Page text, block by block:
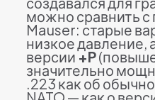
можно сравнить с
Mauser: старые
низкое давление,
версии+P
значительно
.223 как об